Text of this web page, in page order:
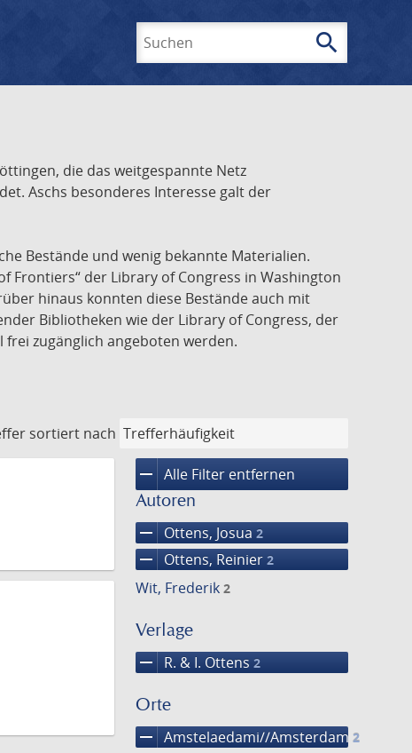
search
die das weitgespannte Netz
Aschs besonderes Interesse galt der
Bestände und wenig bekannte Materialien.
der Library of Congress in Washington
hinaus konnten diese Bestände auch mit
Bibliotheken wie der Library of Congress, der
zugänglich angeboten werden.
sortiert nach
remove Alle Filter entfernen
Autoren
remove Ottens, Josua 2
remove Ottens, Reinier 2
Wit, Frederik 2
Verlage
remove R. & I. Ottens 2
Orte
remove Amstelaedami//Amsterdam 2